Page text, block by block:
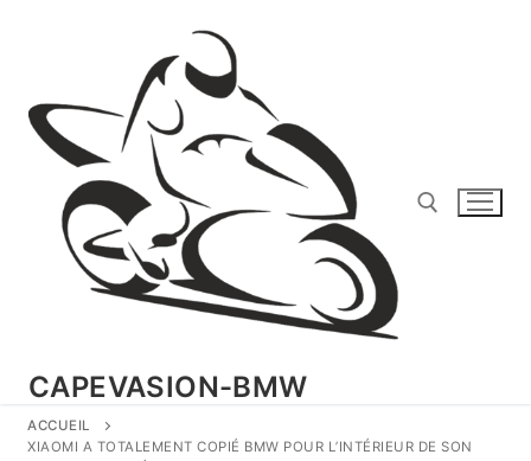
CAPEVASION-BMW
ACCUEIL
XIAOMI A TOTALEMENT COPIÉ BMW POUR L’INTÉRIEUR DE SON